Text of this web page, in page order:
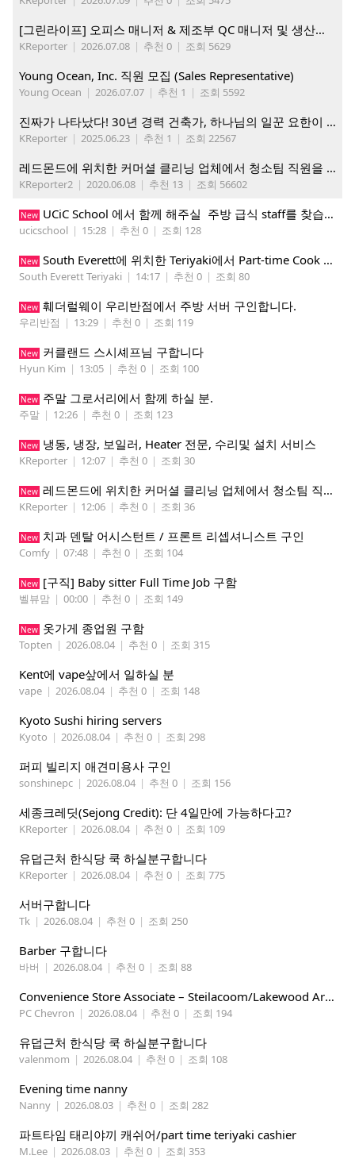
[그린라이프] 오피스 매니저 & 제조부 QC 매니저 및 생산직, 웨어하우스 직원 모집
KReporter | 2026.07.08 | 추천 0 | 조회 5629
Young Ocean, Inc. 직원 모집 (Sales Representative)
Young Ocean | 2026.07.07 | 추천 1 | 조회 5592
진짜가 나타났다! 30년 경력 건축가, 하나님의 일꾼 요한이 책임 시공합니다.
KReporter | 2025.06.23 | 추천 1 | 조회 22567
레드몬드에 위치한 커머셜 클리닝 업체에서 청소팀 직원을 모집합니다.
KReporter2 | 2020.06.08 | 추천 13 | 조회 56602
New UCiC School 에서 함께 해주실 주방 급식 staff를 찾습니다.
ucicschool | 15:28 | 추천 0 | 조회 128
New South Everett에 위치한 Teriyaki에서 Part-time Cook 구합니다. Mon-Sat, 4:00 pm-8:30 pm
South Everett Teriyaki | 14:17 | 추천 0 | 조회 80
New 훼더럴웨이 우리반점에서 주방 서버 구인합니다.
우리반점 | 13:29 | 추천 0 | 조회 119
New 커클랜드 스시셰프님 구합니다
Hyun Kim | 13:05 | 추천 0 | 조회 100
New 주말 그로서리에서 함께 하실 분.
주말 | 12:26 | 추천 0 | 조회 123
New 냉동, 냉장, 보일러, Heater 전문, 수리및 설치 서비스
KReporter | 12:07 | 추천 0 | 조회 30
New 레드몬드에 위치한 커머셜 클리닝 업체에서 청소팀 직원을 모집합니다.
KReporter | 12:06 | 추천 0 | 조회 36
New 치과 덴탈 어시스턴트 / 프론트 리셉셔니스트 구인
Comfy | 07:48 | 추천 0 | 조회 104
New [구직] Baby sitter Full Time Job 구함
벨뷰맘 | 00:00 | 추천 0 | 조회 149
New 옷가게 종업원 구함
Topten | 2026.08.04 | 추천 0 | 조회 315
Kent에 vape샆에서 일하실 분
vape | 2026.08.04 | 추천 0 | 조회 148
Kyoto Sushi hiring servers
Kyoto | 2026.08.04 | 추천 0 | 조회 298
퍼피 빌리지 애견미용사 구인
sonshinepc | 2026.08.04 | 추천 0 | 조회 156
세종크레딧(Sejong Credit): 단 4일만에 가능하다고?
KReporter | 2026.08.04 | 추천 0 | 조회 109
유덥근처 한식당 쿡 하실분구합니다
KReporter | 2026.08.04 | 추천 0 | 조회 775
서버구합니다
Tk | 2026.08.04 | 추천 0 | 조회 250
Barber 구합니다
바버 | 2026.08.04 | 추천 0 | 조회 88
Convenience Store Associate – Steilacoom/Lakewood Area, $19 -$21/hr
PC Chevron | 2026.08.04 | 추천 0 | 조회 194
유덥근처 한식당 쿡 하실분구합니다
valenmom | 2026.08.04 | 추천 0 | 조회 108
Evening time nanny
Nanny | 2026.08.03 | 추천 0 | 조회 282
파트타임 태리야끼 캐쉬어/part time teriyaki cashier
M.Lee | 2026.08.03 | 추천 0 | 조회 353